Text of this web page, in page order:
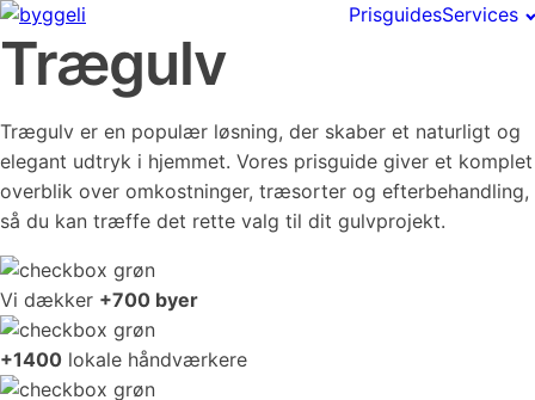
PrisguidesServices
Trægulv
Trægulv er en populær løsning, der skaber et naturligt og
elegant udtryk i hjemmet. Vores prisguide giver et komplet
overblik over omkostninger, træsorter og efterbehandling,
så du kan træffe det rette valg til dit gulvprojekt.
Vi dækker +700 byer
+1400 lokale håndværkere